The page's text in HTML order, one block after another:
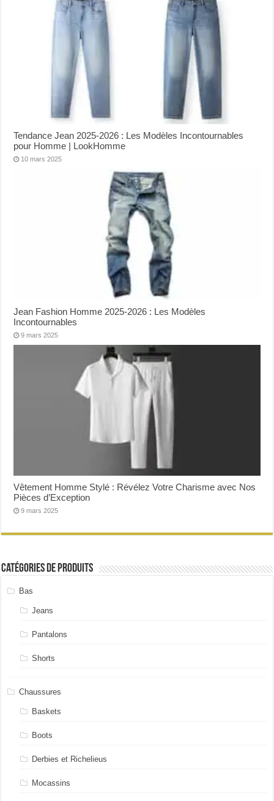
Tendance Jean 2025-2026 : Les Modèles Incontournables
pour Homme | LookHomme
10 mars 2025
Jean Fashion Homme 2025-2026 : Les Modèles
Incontournables
9 mars 2025
Vêtement Homme Stylé : Révélez Votre Charisme avec Nos
Pièces d’Exception
9 mars 2025
Catégories de produits
Bas
Jeans
Pantalons
Shorts
Chaussures
Baskets
Boots
Derbies et Richelieus
Mocassins